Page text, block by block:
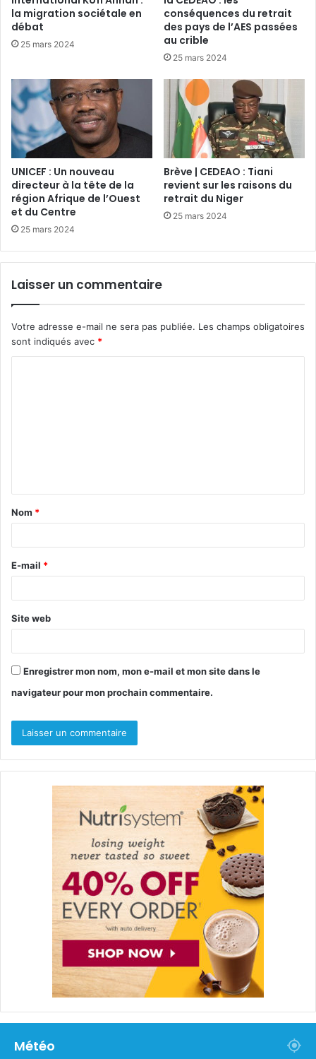
la migration sociétale en
débat
25 mars 2024
conséquences du retrait
des pays de l’AES passées
au crible
25 mars 2024
UNICEF : Un nouveau
directeur à la tête de la
région Afrique de l’Ouest
et du Centre
25 mars 2024
Brève | CEDEAO : Tiani
revient sur les raisons du
retrait du Niger
25 mars 2024
Laisser un commentaire
Votre adresse e-mail ne sera pas publiée. Les champs obligatoires
sont indiqués avec *
t
a
e
*
Nom *
E-mail *
Site web
Enregistrer mon nom, mon e-mail et mon site dans le
navigateur pour mon prochain commentaire.
Météo